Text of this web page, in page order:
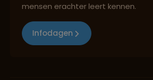
mensen erachter leert kennen.
Infodagen